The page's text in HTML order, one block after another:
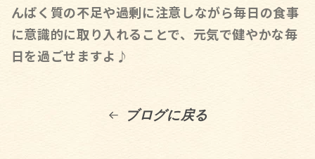
んぱく質の不足や過剰に注意しながら毎日の食事
に意識的に取り入れることで、元気で健やかな毎
日を過ごせますよ♪
ブログに戻る